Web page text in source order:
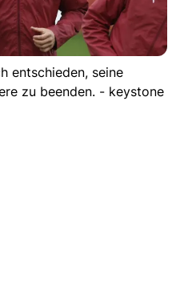
entschieden, seine
zu beenden. - keystone